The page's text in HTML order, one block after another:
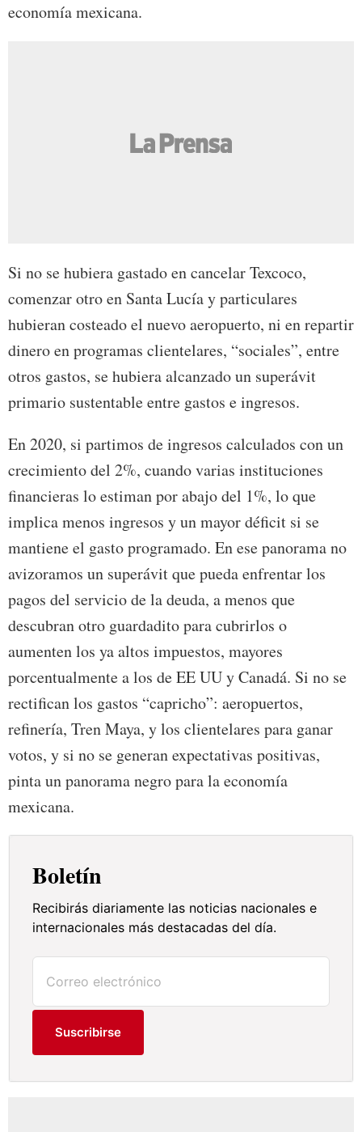
economía mexicana.
Si no se hubiera gastado en cancelar Texcoco,
comenzar otro en Santa Lucía y particulares
hubieran costeado el nuevo aeropuerto, ni en repartir
dinero en programas clientelares, “sociales”, entre
otros gastos, se hubiera alcanzado un superávit
primario sustentable entre gastos e ingresos.
En 2020, si partimos de ingresos calculados con un
crecimiento del 2%, cuando varias instituciones
financieras lo estiman por abajo del 1%, lo que
implica menos ingresos y un mayor déficit si se
mantiene el gasto programado. En ese panorama no
avizoramos un superávit que pueda enfrentar los
pagos del servicio de la deuda, a menos que
descubran otro guardadito para cubrirlos o
aumenten los ya altos impuestos, mayores
porcentualmente a los de EE UU y Canadá. Si no se
rectifican los gastos “capricho”: aeropuertos,
refinería, Tren Maya, y los clientelares para ganar
votos, y si no se generan expectativas positivas,
pinta un panorama negro para la economía
mexicana.
Boletín
Recibirás diariamente las noticias nacionales e
internacionales más destacadas del día.
Suscribirse